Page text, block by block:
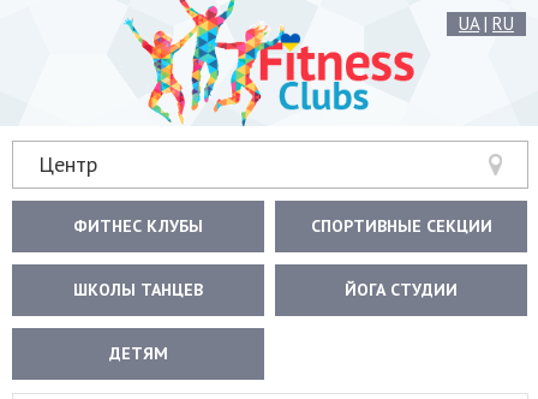
UA| RU
Центр
ФИТНЕС КЛУБЫ СПОРТИВНЫЕ СЕКЦИИ
ШКОЛЫ ТАНЦЕВ ЙОГА СТУДИИ
ДЕТЯМ